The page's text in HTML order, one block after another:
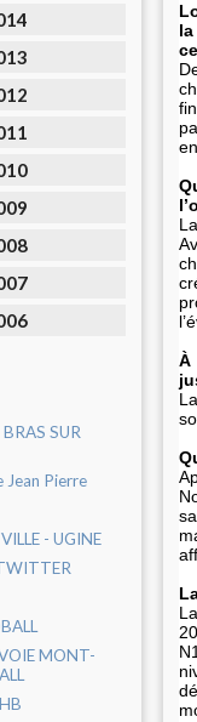
SUR
Jean Pierre
- UGINE
MONT-
À